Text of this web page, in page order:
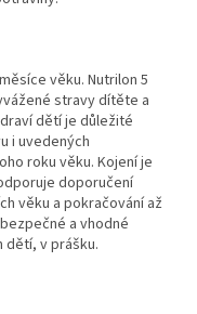
věku. Nutrilon 5
stravy dítěte a
dětí je důležité
i uvedených
roku věku. Kojení je
doporučení
věku a pokračování až
a vhodné
dětí, v prášku.